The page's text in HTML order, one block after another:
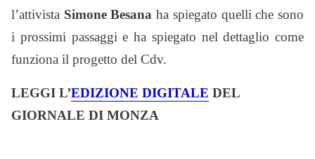
l’attivista Simone Besana ha spiegato quelli che sono
i prossimi passaggi e ha spiegato nel dettaglio come
funziona il progetto del Cdv.
LEGGI L’EDIZIONE DIGITALE DEL
GIORNALE DI MONZA